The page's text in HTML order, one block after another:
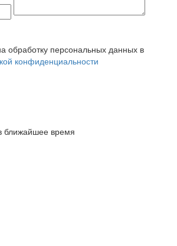
обработку персональных данных в
конфиденциальности
ближайшее время